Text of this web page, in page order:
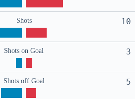
Shots 10
Shots on Goal 3
Shots off Goal 5